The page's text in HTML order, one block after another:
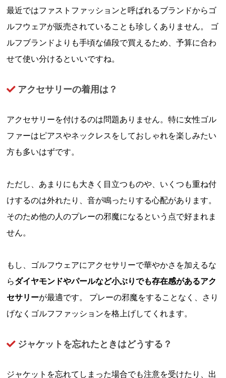
最近ではファストファッションと呼ばれるブランドからゴ
ルフウェアが販売されていることも珍しくありません。 ゴ
ルフブランドよりも手頃な値段で買えるため、予算に合わ
せて使い分けるといいですね。
アクセサリーの着用は？
アクセサリーを付けるのは問題ありません。特に女性ゴル
ファーはピアスやネックレスをしておしゃれを楽しみたい
方も多いはずです。
ただし、あまりにも大きく目立つものや、いくつも重ね付
けするのは外れたり、音が鳴ったりする心配があります。
そのため他の人のプレーの邪魔になるという点で好まれま
せん。
もし、ゴルフウェアにアクセサリーで華やかさを加えるな
らダイヤモンドやパールなど小ぶりでも存在感があるアク
セサリーが最適です。 プレーの邪魔をすることなく、さり
げなくゴルフファッションを格上げしてくれます。
ジャケットを忘れたときはどうする？
ジャケットを忘れてしまった場合でも注意を受けたり、出